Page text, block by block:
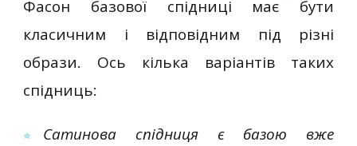
Фасон базової спідниці має бути
класичним і відповідним під різні
образи. Ось кілька варіантів таких
спідниць:
Сатинова спідниця є базою вже